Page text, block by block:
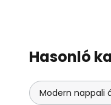
Hasonló
Modern nappali